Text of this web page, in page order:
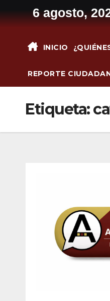
al
6 agosto,
INICIO
REPORTE
Etiqueta: